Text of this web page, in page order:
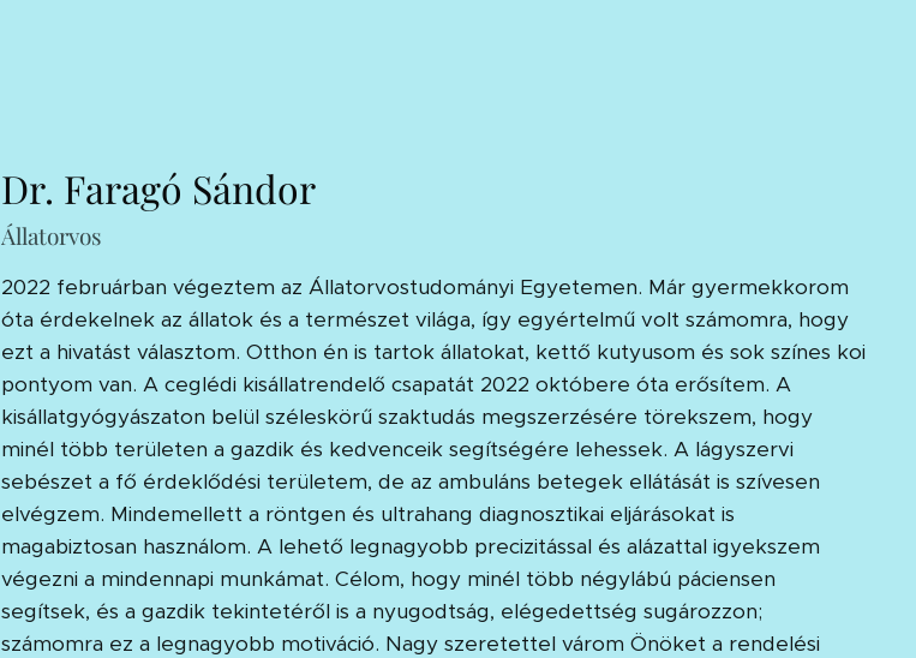
Dr. Faragó Sándor
Állatorvos
2022 februárban végeztem az Állatorvostudományi Egyetemen. Már gyermekkorom
óta érdekelnek az állatok és a természet világa, így egyértelmű volt számomra, hogy
ezt a hivatást választom. Otthon én is tartok állatokat, kettő kutyusom és sok színes koi
pontyom van. A ceglédi kisállatrendelő csapatát 2022 októbere óta erősítem. A
kisállatgyógyászaton belül széleskörű szaktudás megszerzésére törekszem, hogy
minél több területen a gazdik és kedvenceik segítségére lehessek. A lágyszervi
sebészet a fő érdeklődési területem, de az ambuláns betegek ellátását is szívesen
elvégzem. Mindemellett a röntgen és ultrahang diagnosztikai eljárásokat is
magabiztosan használom. A lehető legnagyobb precizitással és alázattal igyekszem
végezni a mindennapi munkámat. Célom, hogy minél több négylábú páciensen
segítsek, és a gazdik tekintetéről is a nyugodtság, elégedettség sugározzon;
számomra ez a legnagyobb motiváció. Nagy szeretettel várom Önöket a rendelési